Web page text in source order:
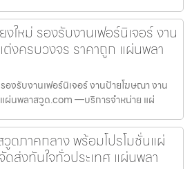
ใหม่ รองรับงานเฟอร์นิเจอร์ งาน
งครบวงจร ราคาถูก แผ่นพลา
องรับงานเฟอร์นิเจอร์ งานป้ายโฆษณา งาน
ผ่นพลาสวูด.com —บริการจำหน่าย แผ่
ดภาคกลาง พร้อมโปรโมชั่นแผ่
ส่งทันใจทั่วประเทศ แผ่นพลา